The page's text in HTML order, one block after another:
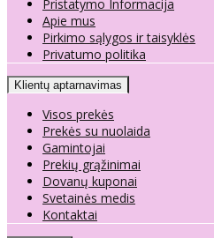
Pristatymo Informacija
Apie mus
Pirkimo sąlygos ir taisyklės
Privatumo politika
Klientų aptarnavimas
Visos prekės
Prekės su nuolaida
Gamintojai
Prekių grąžinimai
Dovanų kuponai
Svetainės medis
Kontaktai